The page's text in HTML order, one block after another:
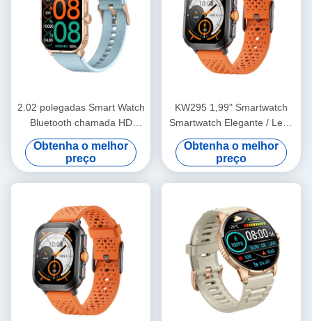
2.02 polegadas Smart Watch
Bluetooth chamada HD
Display Smartwatch IP68 à
prova d'água
Obtenha o melhor
preço
KW295 1,99" Smartwatch
Smartwatch Elegante / Leve
Fitness Tracker Com
Bluetooth Calling
Obtenha o melhor
preço